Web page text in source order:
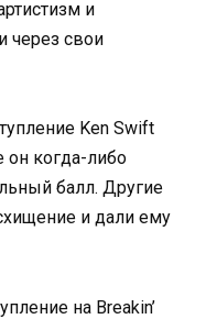
и
через свои
Ken Swift
когда-либо
балл. Другие
и дали ему
на Breakin’